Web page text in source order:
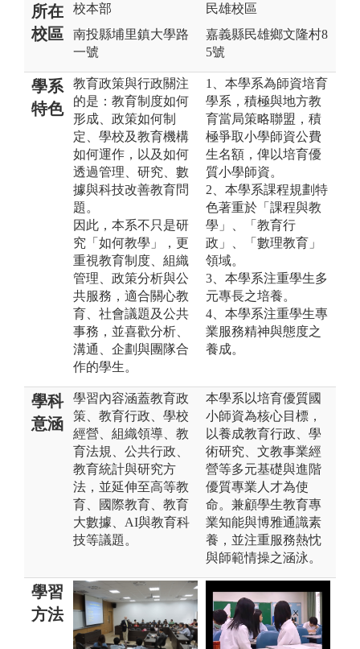
所在
校區
校本部
南投縣埔里鎮大學路
一號
民雄校區
嘉義縣民雄鄉文隆村8
5號
學系
特色
教育政策與行政關注
的是：教育制度如何
形成、政策如何制
定、學校及教育機構
如何運作，以及如何
透過管理、研究、數
據與科技改善教育問
題。
因此，本系不只是研
究「如何教學」，更
重視教育制度、組織
管理、政策分析與公
共服務，適合關心教
育、社會議題及公共
事務，並喜歡分析、
溝通、企劃與團隊合
作的學生。
1、本學系為師資培育
學系，積極與地方教
育當局策略聯盟，積
極爭取小學師資公費
生名額，俾以培育優
質小學師資。
2、本學系課程規劃特
色著重於「課程與教
學」、「教育行
政」、「數理教育」
領域。
3、本學系注重學生多
元專長之培養。
4、本學系注重學生專
業服務精神與態度之
養成。
學科
意涵
學習內容涵蓋教育政
策、教育行政、學校
經營、組織領導、教
育法規、公共行政、
教育統計與研究方
法，並延伸至高等教
育、國際教育、教育
大數據、AI與教育科
技等議題。
本學系以培育優質國
小師資為核心目標，
以養成教育行政、學
術研究、文教事業經
營等多元基礎與進階
優質專業人才為使
命。兼顧學生教育專
業知能與博雅通識素
養，並注重服務熱忱
與師範情操之涵泳。
學習
方法